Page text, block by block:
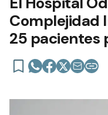
Complejidad
25 pacientes